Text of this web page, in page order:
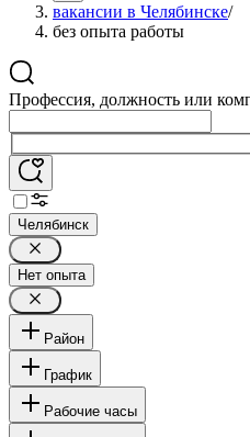
вакансии в Челябинске/
без опыта работы
Профессия, должность или
Челябинск
Нет опыта
Район
График
Рабочие часы